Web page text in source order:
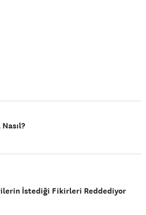
İstediği Fikirleri Reddediyor